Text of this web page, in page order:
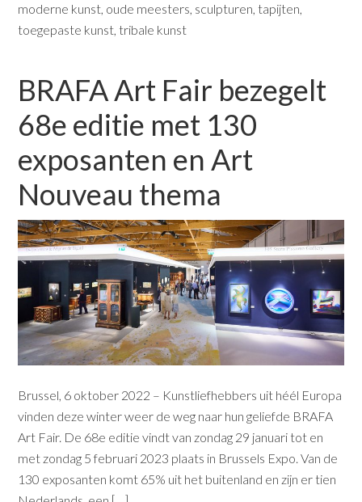
moderne kunst, oude meesters, sculpturen, tapijten,
toegepaste kunst, tribale kunst
BRAFA Art Fair bezegelt
68e editie met 130
exposanten en Art
Nouveau thema
Brussel, 6 oktober 2022 – Kunstliefhebbers uit héél Europa
vinden deze winter weer de weg naar hun geliefde BRAFA
Art Fair. De 68e editie vindt van zondag 29 januari tot en
met zondag 5 februari 2023 plaats in Brussels Expo. Van de
130 exposanten komt 65% uit het buitenland en zijn er tien